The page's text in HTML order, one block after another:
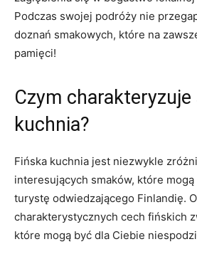
Podczas swojej podróży nie
doznań smakowych, ⁣które na
pamięci!
Czym⁣
⁣kuchnia?
Fińska kuchnia jest niezwykle
interesujących smaków, które
turystę odwiedzającego‌ Finlandię.
charakterystycznych cech fińskich‍
które mogą ‍być ⁤dla Ciebie